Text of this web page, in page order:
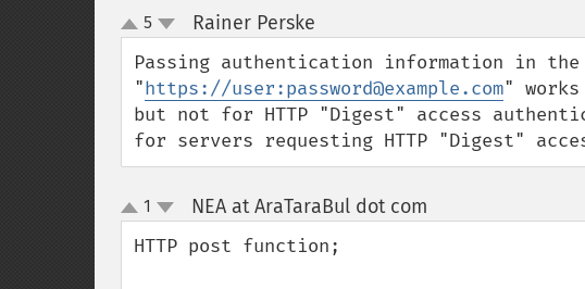
up
down
5 Rainer Perske
Passing authentication information in the
"https://user:password@example.com"
but not for HTTP "Digest" access
for servers requesting HTTP "Digest"
up
down
1 NEA at AraTaraBul dot com
HTTP post function;